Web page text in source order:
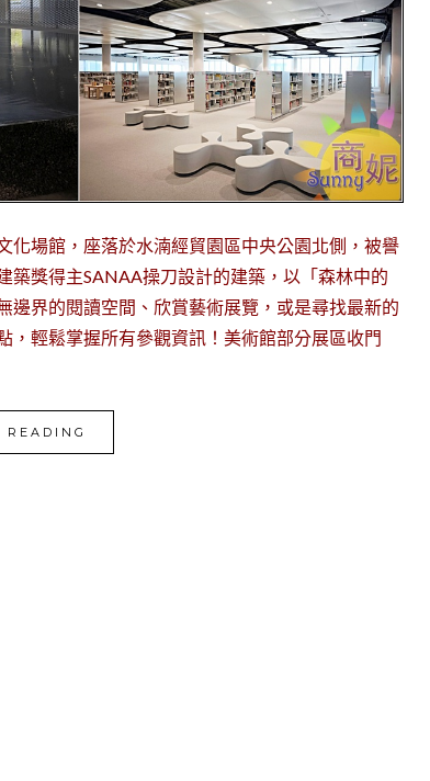
化場館，座落於水湳經貿園區中央公園北側，被譽
築獎得主SANAA操刀設計的建築，以「森林中的
界的閱讀空間、欣賞藝術展覽，或是尋找最新的
，輕鬆掌握所有參觀資訊！美術館部分展區收門
READING